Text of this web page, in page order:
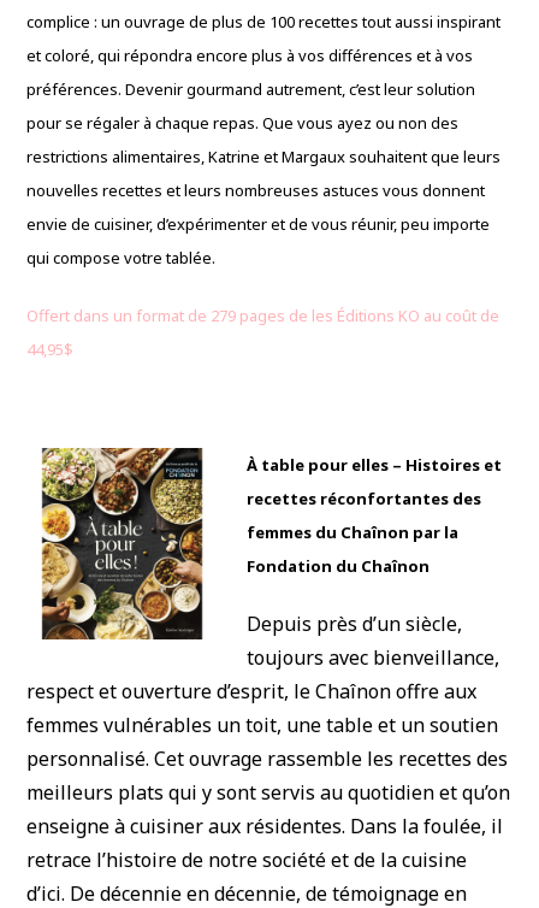
complice : un ouvrage de plus de 100 recettes tout aussi inspirant
et coloré, qui répondra encore plus à vos différences et à vos
préférences. Devenir gourmand autrement, c’est leur solution
pour se régaler à chaque repas. Que vous ayez ou non des
restrictions alimentaires, Katrine et Margaux souhaitent que leurs
nouvelles recettes et leurs nombreuses astuces vous donnent
envie de cuisiner, d’expérimenter et de vous réunir, peu importe
qui compose votre tablée.
Offert dans un format de 279 pages de les Éditions KO au coût de
44,95$
À table pour elles – Histoires et
recettes réconfortantes des
femmes du Chaînon par la
Fondation du Chaînon
Depuis près d’un siècle,
toujours avec bienveillance,
respect et ouverture d’esprit, le Chaînon offre aux
femmes vulnérables un toit, une table et un soutien
personnalisé. Cet ouvrage rassemble les recettes des
meilleurs plats qui y sont servis au quotidien et qu’on
enseigne à cuisiner aux résidentes. Dans la foulée, il
retrace l’histoire de notre société et de la cuisine
d’ici. De décennie en décennie, de témoignage en